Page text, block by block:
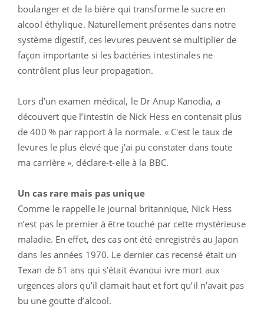
boulanger et de la bière qui transforme le sucre en
alcool éthylique. Naturellement présentes dans notre
système digestif, ces levures peuvent se multiplier de
façon importante si les bactéries intestinales ne
contrôlent plus leur propagation.
Lors d’un examen médical, le Dr Anup Kanodia, a
découvert que l’intestin de Nick Hess en contenait plus
de 400 % par rapport à la normale. « C'est le taux de
levures le plus élevé que j'ai pu constater dans toute
ma carrière », déclare-t-elle à la BBC.
Un cas rare mais pas unique
Comme le rappelle le journal britannique, Nick Hess
n’est pas le premier à être touché par cette mystérieuse
maladie. En effet, des cas ont été enregistrés au Japon
dans les années 1970. Le dernier cas recensé était un
Texan de 61 ans qui s’était évanoui ivre mort aux
urgences alors qu’il clamait haut et fort qu’il n’avait pas
bu une goutte d’alcool.